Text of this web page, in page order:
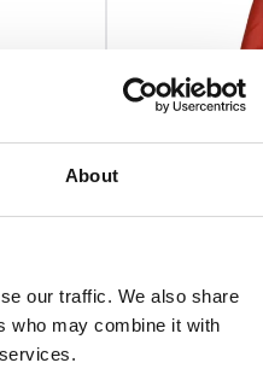
About
our traffic. We also share
who may combine it with
NECA
the Clown